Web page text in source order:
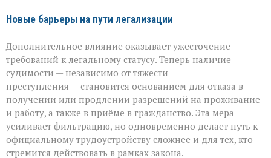
Новые барьеры на пути легализации
Дополнительное влияние оказывает ужесточение
требований к легальному статусу. Теперь наличие
судимости — независимо от тяжести
преступления — становится основанием для отказа в
получении или продлении разрешений на проживание
и работу, а также в приёме в гражданство. Эта мера
усиливает фильтрацию, но одновременно делает путь к
официальному трудоустройству сложнее и для тех, кто
стремится действовать в рамках закона.